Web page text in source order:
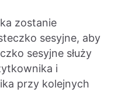
zostanie
sesyjne, aby
sesyjne służy
i
przy kolejnych